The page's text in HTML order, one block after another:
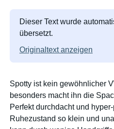
Dieser Text wurde
übersetzt.
Originaltext anzeigen
Spotty ist kein gewöhnlicher
besonders macht ihn die
Perfekt durchdacht und
Ruhezustand so klein und